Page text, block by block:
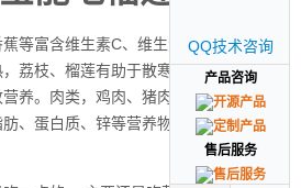
等富含维生素C、维生素B，西瓜、番茄
荔枝、榴莲有助于散寒温胃，促进胃肠
养。肉类，鸡肉、猪肉、鱼肉、牛肉、
、蛋白质、锌等营养物质，可以促进小
QQ技术咨询
产品咨询
售后服务
QQ技术咨询
产品咨询
售后服务